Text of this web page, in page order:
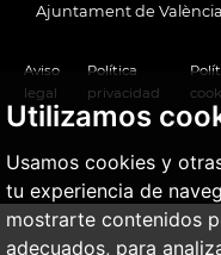
Utilizamos
Usamos cookies y
tu experiencia de
mostrarte contenidos
adecuados, para
Ajuntament de
Aviso
legal
Política
privacidad